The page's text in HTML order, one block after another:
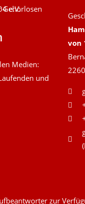
Medien:
und
von
zur